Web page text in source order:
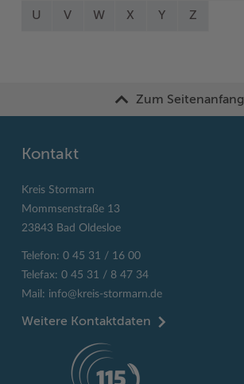
U V W X Y Z
Zum Seitenanfang
Kontakt
Kreis Stormarn
Mommsenstraße 13
23843 Bad Oldesloe
Telefon: 0 45 31 / 16 00
Telefax: 0 45 31 / 8 47 34
Mail: info@kreis-stormarn.de
Weitere Kontaktdaten